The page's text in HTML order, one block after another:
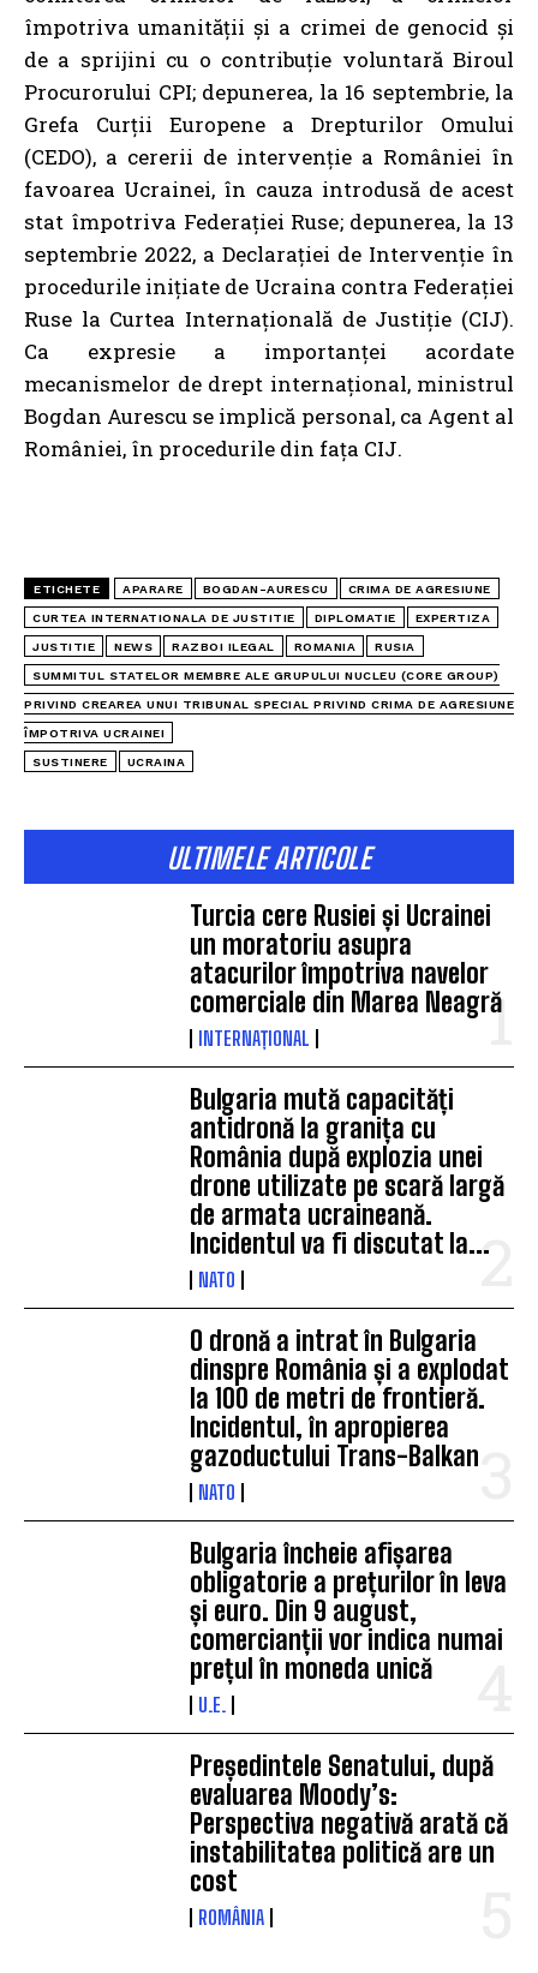
împotriva umanității și a crimei de genocid și
de a sprijini cu o contribuție voluntară Biroul
Procurorului CPI; depunerea, la 16 septembrie, la
Grefa Curții Europene a Drepturilor Omului
(CEDO), a cererii de intervenție a României în
favoarea Ucrainei, în cauza introdusă de acest
stat împotriva Federației Ruse; depunerea, la 13
septembrie 2022, a Declarației de Intervenție în
procedurile inițiate de Ucraina contra Federației
Ruse la Curtea Internațională de Justiție (CIJ).
Ca expresie a importanței acordate
mecanismelor de drept internațional, ministrul
Bogdan Aurescu se implică personal, ca Agent al
României, în procedurile din fața CIJ.
ETICHETE APARARE BOGDAN-AURESCU CRIMA DE AGRESIUNE
CURTEA INTERNATIONALA DE JUSTITIE DIPLOMATIE EXPERTIZA
JUSTITIE NEWS RAZBOI ILEGAL ROMANIA RUSIA
SUMMITUL STATELOR MEMBRE ALE GRUPULUI NUCLEU (CORE GROUP)
PRIVIND CREAREA UNUI TRIBUNAL SPECIAL PRIVIND CRIMA DE AGRESIUNE
ÎMPOTRIVA UCRAINEI
SUSTINERE UCRAINA
ULTIMELE ARTICOLE
Turcia cere Rusiei și Ucrainei
un moratoriu asupra
atacurilor împotriva navelor
comerciale din Marea Neagră
INTERNAȚIONAL
Bulgaria mută capacități
antidronă la granița cu
România după explozia unei
drone utilizate pe scară largă
de armata ucraineană.
Incidentul va fi discutat la...
NATO
O dronă a intrat în Bulgaria
dinspre România și a explodat
la 100 de metri de frontieră.
Incidentul, în apropierea
gazoductului Trans-Balkan
NATO
Bulgaria încheie afișarea
obligatorie a prețurilor în leva
și euro. Din 9 august,
comercianții vor indica numai
prețul în moneda unică
U.E.
Președintele Senatului, după
evaluarea Moody’s:
Perspectiva negativă arată că
instabilitatea politică are un
cost
ROMÂNIA